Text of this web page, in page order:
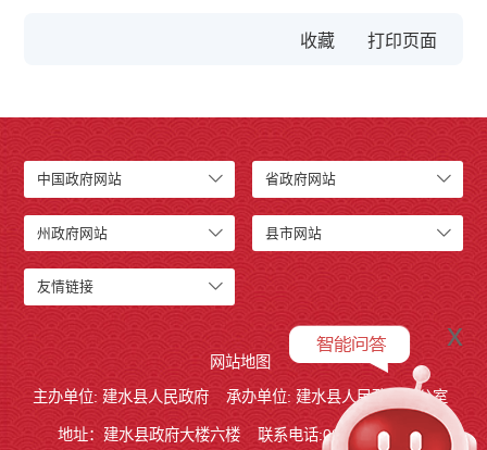
收藏
中国政府网站 省政府网站
州政府网站 县市网站
友情链接
网站地图
主办单位: 建水县人民政府
承办单位: 建水县人民政府办公室
地址：建水县政府大楼六楼 联系电话:0873-7613938
x